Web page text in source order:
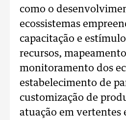
como o
ecossistemas
capacitação e
recursos,
monitoramento dos
estabelecimento de
customização de
atuação em vertentes